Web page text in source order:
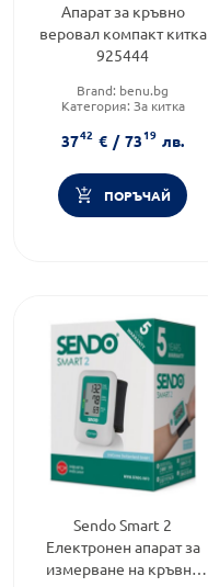
Апарат за кръвно
веровал компакт китка
925444
Brand: benu.bg
Категория: За китка
3742 € / 7319 лв.
ПОРЪЧАЙ
Sendo Smart 2
Електронен апарат за
измерване на кръвно